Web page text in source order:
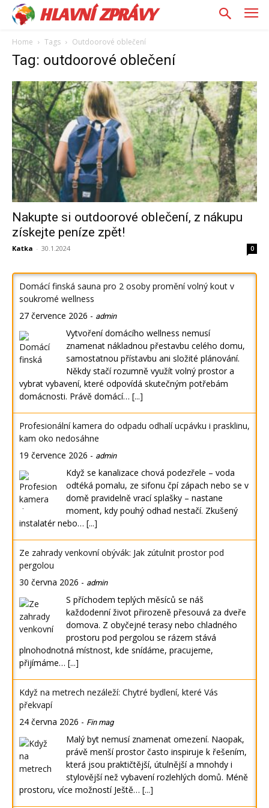
HLAVNÍ ZPRÁVY
Home Tags Outdoorové oblečení
Tag: outdoorové oblečení
Nakupte si outdoorové oblečení, z nákupu
získejte peníze zpět!
Katka - 30.1.2024 0
Domácí finská sauna pro 2 osoby promění volný kout v
soukromé wellness
27 července 2026 - admin
Vytvoření domácího wellness nemusí
znamenat nákladnou přestavbu celého domu,
samostatnou přístavbu ani složité plánování.
Někdy stačí rozumně využít volný prostor a
vybrat vybavení, které odpovídá skutečným potřebám
domácnosti. Právě domácí… [...]
Profesionální kamera do odpadu odhalí ucpávku i prasklinu,
kam oko nedosáhne
19 července 2026 - admin
Když se kanalizace chová podezřele – voda
odtéká pomalu, ze sifonu čpí zápach nebo se v
domě pravidelně vrací splašky – nastane
moment, kdy pouhý odhad nestačí. Zkušený
instalatér nebo… [...]
Ze zahrady venkovní obývák: Jak zútulnit prostor pod
pergolou
30 června 2026 - admin
S příchodem teplých měsíců se náš
každodenní život přirozeně přesouvá za dveře
domova. Z obyčejné terasy nebo chladného
prostoru pod pergolou se rázem stává
plnohodnotná místnost, kde snídáme, pracujeme,
přijímáme… [...]
Když na metrech nezáleží: Chytré bydlení, které Vás
překvapí
24 června 2026 - Fin mag
Malý byt nemusí znamenat omezení. Naopak,
právě menší prostor často inspiruje k řešením,
která jsou praktičtější, útulnější a mnohdy i
stylovější než vybavení rozlehlých domů. Méně
prostoru, více možností Ještě… [...]